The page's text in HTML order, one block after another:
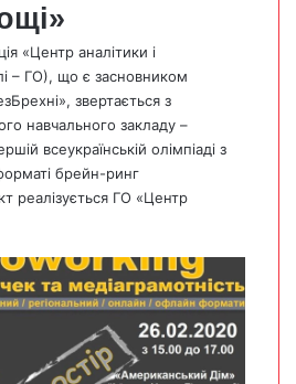
«Центр аналітики і
– ГО), що є засновником
звертається з
навчального закладу –
всеукраїнській олімпіаді з
брейн-ринг
реалізується ГО «Центр